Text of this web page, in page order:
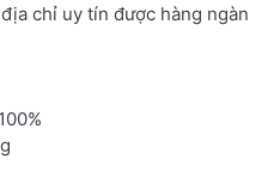
chỉ uy tín được hàng ngàn